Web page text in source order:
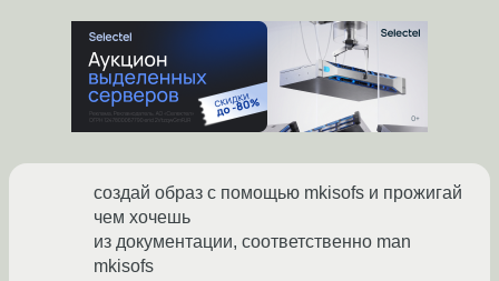
создай образ с помощью mkisofs и прожигай
чем хочешь
из документации, соответственно man
mkisofs